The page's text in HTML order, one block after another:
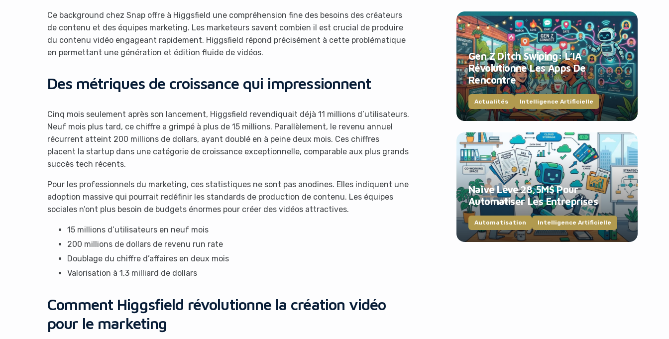
Ce background chez Snap offre à Higgsfield une compréhension fine des besoins des créateurs
de contenu et des équipes marketing. Les marketeurs savent combien il est crucial de produire
du contenu vidéo engageant rapidement. Higgsfield répond précisément à cette problématique
en permettant une génération et édition fluide de vidéos.
Des métriques de croissance qui impressionnent
Cinq mois seulement après son lancement, Higgsfield revendiquait déjà 11 millions d’utilisateurs.
Neuf mois plus tard, ce chiffre a grimpé à plus de 15 millions. Parallèlement, le revenu annuel
récurrent atteint 200 millions de dollars, ayant doublé en à peine deux mois. Ces chiffres
placent la startup dans une catégorie de croissance exceptionnelle, comparable aux plus grands
succès tech récents.
Pour les professionnels du marketing, ces statistiques ne sont pas anodines. Elles indiquent une
adoption massive qui pourrait redéfinir les standards de production de contenu. Les équipes
sociales n’ont plus besoin de budgets énormes pour créer des vidéos attractives.
15 millions d’utilisateurs en neuf mois
200 millions de dollars de revenu run rate
Doublage du chiffre d’affaires en deux mois
Valorisation à 1,3 milliard de dollars
Comment Higgsfield révolutionne la création vidéo
pour le marketing
Gen Z Ditch Swiping: L’IA
Révolutionne Les Apps De
Rencontre
Actualités Intelligence Artificielle
Naïve Lève 28,5M$ Pour
Automatiser Les Entreprises
Automatisation Intelligence Artificielle
Yes, I will turn off Ad-Blocker